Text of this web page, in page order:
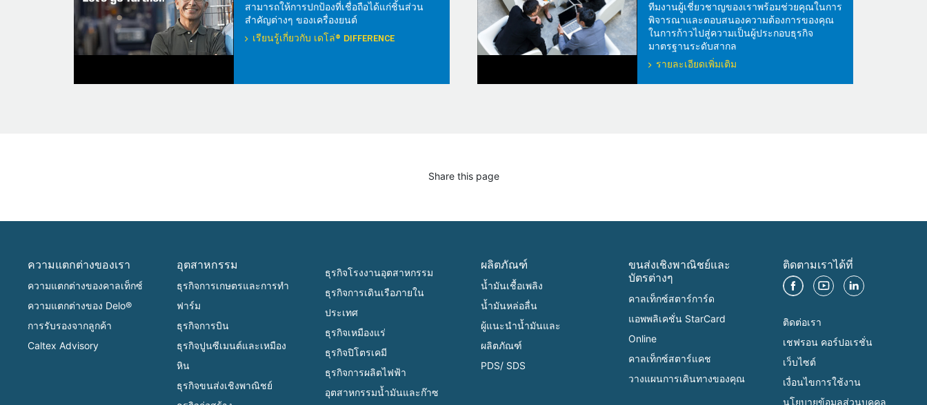
สามารถให้การปกป้องที่เชื่อถือได้แก่ชิ้นส่วน
สำคัญต่างๆ ของเครื่องยนต์
เรียนรู้เกี่ยวกับ เดโล่® DIFFERENCE
ทีมงานผู้เชี่ยวชาญของเราพร้อมช่วยคุณในการ
พิจารณาและตอบสนองความต้องการของคุณ
ในการก้าวไปสู่ความเป็นผู้ประกอบธุรกิจ
มาตรฐานระดับสากล
รายละเอียดเพิ่มเติม
Share this page
ความแตกต่างของเรา
ความแตกต่างของคาลเท็กซ์
ความแตกต่างของ Delo®
การรับรองจากลูกค้า
Caltex Advisory
อุตสาหกรรม
ธุรกิจการเกษตรและการทำ
ฟาร์ม
ธุรกิจการบิน
ธุรกิจปูนซีเมนต์และเหมือง
หิน
ธุรกิจขนส่งเชิงพาณิชย์
ธุรกิจโรงงานอุตสาหกรรม
ธุรกิจการเดินเรือภายใน
ประเทศ
ธุรกิจเหมืองแร่
ธุรกิจปิโตรเคมี
ธุรกิจการผลิตไฟฟ้า
อุตสาหกรรมน้ำมันและก๊าซ
ผลิตภัณฑ์
น้ำมันเชื้อเพลิง
น้ำมันหล่อลื่น
ผู้แนะนำน้ำมันและ
ผลิตภัณฑ์
PDS/ SDS
ขนส่งเชิงพาณิชย์และ
บัตรต่างๆ
คาลเท็กซ์สตาร์การ์ด
แอพพลิเคชั่น StarCard
Online
คาลเท็กซ์สตาร์แคช
วางแผนการเดินทางของคุณ
ติดตามเราได้ที่
ติดต่อเรา
เชฟรอน คอร์ปอเรชั่น
เว็บไซต์
เงื่อนไขการใช้งาน
นโยบายข้อมูลส่วนบุคคล